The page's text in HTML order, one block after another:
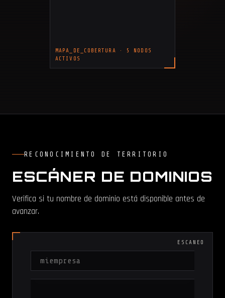
MAPA_DE_COBERTURA · 5 NODOS
ACTIVOS
RECONOCIMIENTO DE TERRITORIO
ESCÁNER DE DOMINIOS
Verifica si tu nombre de dominio está disponible antes de
avanzar.
ESCANEO